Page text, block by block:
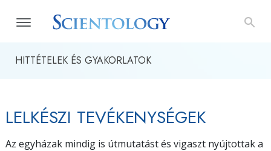
HITTÉTELEK ÉS GYAKORLATOK
LELKÉSZI TEVÉKENYSÉGEK
Az egyházak mindig is útmutatást és vigaszt nyújtottak a